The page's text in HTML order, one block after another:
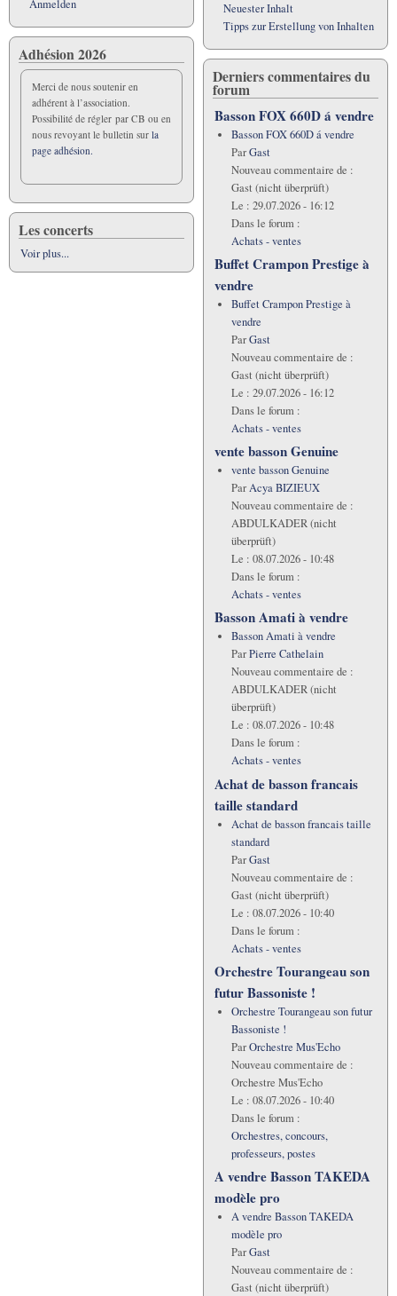
Anmelden
Adhésion 2026
Merci de nous soutenir en
adhérent à l’association.
Possibilité de régler par CB ou en
nous revoyant le bulletin sur la
page adhésion.
Les concerts
Voir plus...
Neuester Inhalt
Tipps zur Erstellung von Inhalten
Derniers commentaires du
forum
Basson FOX 660D á vendre
Basson FOX 660D á vendre
ParGast
Nouveau commentaire de :
Gast (nicht überprüft)
Le : 29.07.2026 - 16:12
Dans le forum :
Achats - ventes
Buffet Crampon Prestige à
vendre
Buffet Crampon Prestige à
vendre
ParGast
Nouveau commentaire de :
Gast (nicht überprüft)
Le : 29.07.2026 - 16:12
Dans le forum :
Achats - ventes
vente basson Genuine
vente basson Genuine
ParAcya BIZIEUX
Nouveau commentaire de :
ABDULKADER (nicht
überprüft)
Le : 08.07.2026 - 10:48
Dans le forum :
Achats - ventes
Basson Amati à vendre
Basson Amati à vendre
ParPierre Cathelain
Nouveau commentaire de :
ABDULKADER (nicht
überprüft)
Le : 08.07.2026 - 10:48
Dans le forum :
Achats - ventes
Achat de basson francais
taille standard
Achat de basson francais taille
standard
ParGast
Nouveau commentaire de :
Gast (nicht überprüft)
Le : 08.07.2026 - 10:40
Dans le forum :
Achats - ventes
Orchestre Tourangeau son
futur Bassoniste !
Orchestre Tourangeau son futur
Bassoniste !
ParOrchestre Mus'Echo
Nouveau commentaire de :
Orchestre Mus'Echo
Le : 08.07.2026 - 10:40
Dans le forum :
Orchestres, concours,
professeurs, postes
A vendre Basson TAKEDA
modèle pro
A vendre Basson TAKEDA
modèle pro
ParGast
Nouveau commentaire de :
Gast (nicht überprüft)